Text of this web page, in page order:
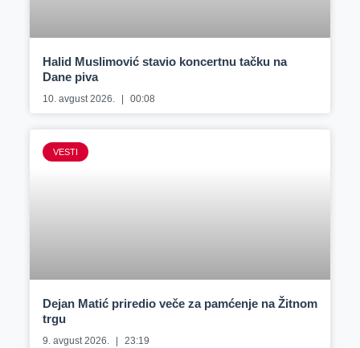
Halid Muslimović stavio koncertnu tačku na
Dane piva
10. avgust 2026. 00:08
VESTI
Dejan Matić priredio veče za pamćenje na Žitnom
trgu
9. avgust 2026. 23:19